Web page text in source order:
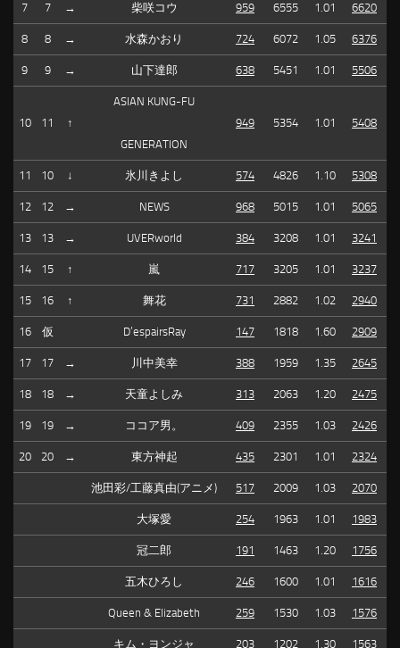
7 7 → 柴咲コウ 959 6555 1.01 6620
8 8 → 水森かおり 724 6072 1.05 6376
9 9 → 山下達郎 638 5451 1.01 5506
10 11 ↑
ASIAN KUNG-FU
GENERATION
949 5354 1.01 5408
11 10 ↓ 氷川きよし 574 4826 1.10 5308
12 12 → NEWS 968 5015 1.01 5065
13 13 → UVERworld 384 3208 1.01 3241
14 15 ↑ 嵐 717 3205 1.01 3237
15 16 ↑ 舞花 731 2882 1.02 2940
16 仮 D’espairsRay 147 1818 1.60 2909
17 17 → 川中美幸 388 1959 1.35 2645
18 18 → 天童よしみ 313 2063 1.20 2475
19 19 → ココア男。 409 2355 1.03 2426
20 20 → 東方神起 435 2301 1.01 2324
池田彩/工藤真由(アニメ) 517 2009 1.03 2070
大塚愛 254 1963 1.01 1983
冠二郎 191 1463 1.20 1756
五木ひろし 246 1600 1.01 1616
Queen & Elizabeth 259 1530 1.03 1576
キム・ヨンジャ 203 1202 1.30 1563